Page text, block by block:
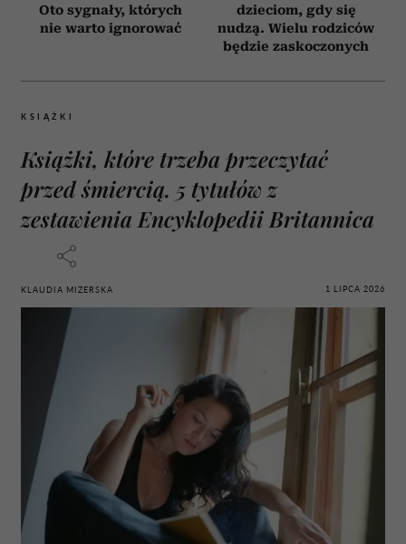
Oto sygnały, których
nie warto ignorować
dzieciom, gdy się
nudzą. Wielu rodziców
będzie zaskoczonych
KSIĄŻKI
Książki, które trzeba przeczytać
przed śmiercią. 5 tytułów z
zestawienia Encyklopedii Britannica
KLAUDIA MIZERSKA 1 LIPCA 2026